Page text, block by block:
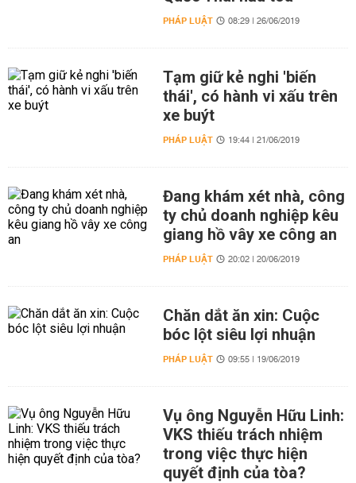
PHÁP LUẬT 08:29 | 26/06/2019
Tạm giữ kẻ nghi 'biến
thái', có hành vi xấu trên
xe buýt
PHÁP LUẬT 19:44 | 21/06/2019
Đang khám xét nhà, công
ty chủ doanh nghiệp kêu
giang hồ vây xe công an
PHÁP LUẬT 20:02 | 20/06/2019
Chăn dắt ăn xin: Cuộc
bóc lột siêu lợi nhuận
PHÁP LUẬT 09:55 | 19/06/2019
Vụ ông Nguyễn Hữu Linh:
VKS thiếu trách nhiệm
trong việc thực hiện
quyết định của tòa?